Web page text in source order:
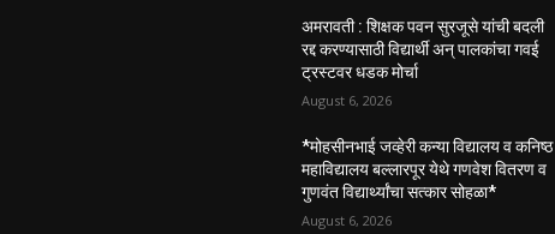
अमरावती : शिक्षक पवन सुरजूसे यांची बदली
रद्द करण्यासाठी विद्यार्थी अन् पालकांचा गवई
ट्रस्टवर धडक मोर्चा
August 6, 2026
*मोहसीनभाई जव्हेरी कन्या विद्यालय व कनिष्ठ
महाविद्यालय बल्लारपूर येथे गणवेश वितरण व
गुणवंत विद्यार्थ्यांचा सत्कार सोहळा*
August 6, 2026